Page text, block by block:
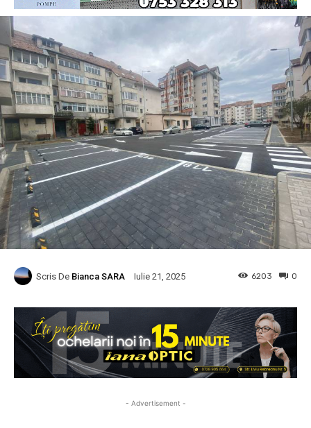
Scris De Bianca SARA Iulie 21, 2025 0
6203
- Advertisement -